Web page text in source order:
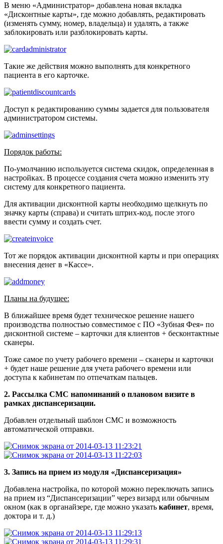
В меню «Администратор» добавлена новая вкладка
«Дисконтные карты», где можно добавлять, редактировать
(изменять сумму, номер, владельца) и удалять, а также
заблокировать или разблокировать карты.
Такие же действия можно выполнять для конкретного
пациента в его карточке.
Доступ к редактированию суммы задается для пользователя
администратором системы.
Порядок работы:
По-умолчанию используется система скидок, определенная в
настройках. В процессе создания счета можно изменить эту
систему для конкретного пациента.
Для активации дисконтной карты необходимо щелкнуть по
значку карты (справа) и считать штрих-код, после этого
ввести сумму и создать счет.
Тот же порядок активации дисконтной карты и при операциях
внесения денег в «Кассе».
Планы на будущее:
В ближайшее время будет техническое решение нашего
производства полностью совместимое с ПО «Зубная Фея» по
дисконтной системе – карточки для клиентов + бесконтактные
сканеры.
Тоже самое по учету рабочего времени – сканеры и карточки
+ будет наше решение для учета рабочего времени или
доступа к кабинетам по отпечаткам пальцев.
2. Рассылка СМС напоминаний о плановом визите в
рамках диспансеризации.
Добавлен отдельный шаблон СМС и возможность
автоматической отправки.
3. Запись на прием из модуля «Диспансеризация»
Добавлена настройка, по которой можно переключать запись
на прием из “Диспансеризации” через визард или обычным
окном (как в органайзере, где можно указать кабинет, время,
доктора и т. д.)